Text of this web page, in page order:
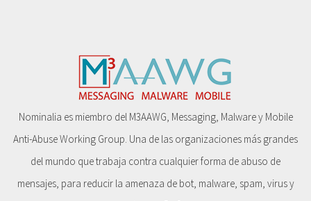
Nominalia es miembro del M3AAWG, Messaging, Malware y Mobile
Anti-Abuse Working Group. Una de las organizaciones más grandes
del mundo que trabaja contra cualquier forma de abuso de
mensajes, para reducir la amenaza de bot, malware, spam, virus y